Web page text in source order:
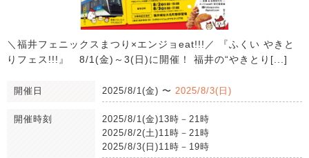
＼福井フェニックスまつり×エンジョeat!!!／ 『ふくい やきと
りフェス!!!』 8/1(金)～3(日)に開催！ 福井の“やきとり[...]
開催日 2025/8/1(金) 〜 2025/8/3(日)
開催時刻
2025/8/1(金)13時－21時
2025/8/2(土)11時－21時
2025/8/3(日)11時－19時